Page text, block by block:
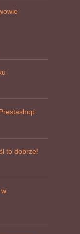
to dobrze!
w